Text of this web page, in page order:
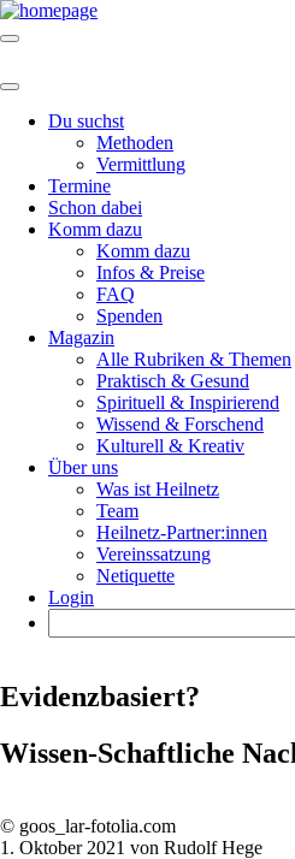
Du suchst
Methoden
Vermittlung
Termine
Schon dabei
Komm dazu
Komm dazu
Infos & Preise
FAQ
Spenden
Magazin
Alle Rubriken & Themen
Praktisch & Gesund
Spirituell & Inspirierend
Wissend & Forschend
Kulturell & Kreativ
Über uns
Was ist Heilnetz
Team
Heilnetz-Partner:innen
Vereinssatzung
Netiquette
Login
Evidenzbasiert?
Wissen-Schaftliche
© goos_lar-fotolia.com
1. Oktober 2021 von Rudolf Hege